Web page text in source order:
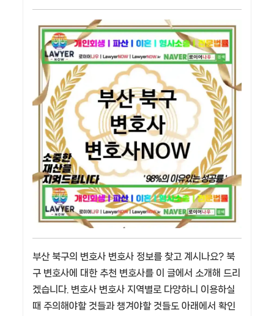
부산 북구의 변호사 변호사 정보를 찾고 계시나요? 북
구 변호사에 대한 추천 변호사를 이 글에서 소개해 드리
겠습니다. 변호사 변호사 지역별로 다양하니 이용하실
때 주의해야할 것들과 챙겨야할 것들도 아래에서 확인